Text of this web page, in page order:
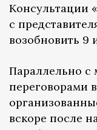
Консультации
с
возобновить 9
Параллельно
переговорами
вскоре после